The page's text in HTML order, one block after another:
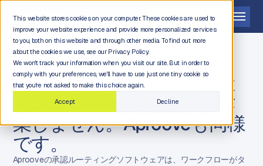
This website stores cookies on your computer. These cookies are used to
improve your website experience and provide more personalized services
to you, both on this website and through other media. To find out more
about the cookies we use, see our Privacy Policy.
We won't track your information when you visit our site. But in order to
comply with your preferences, we'll have to use just one tiny cookie so
that you're not asked to make this choice again.
Accept
Decline
デモを依頼する
コンプライアンスチームは
ガントチャートを使って作
業しません。Aprooveも同様
です。
Aprooveの承認ルーティングソフトウェアは、ワークフローがタ